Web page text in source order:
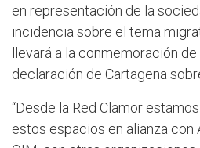
en representación de la
incidencia sobre el tema
llevará a la conmemoración
declaración de Cartagena
“Desde la Red Clamor
estos espacios en alianza con